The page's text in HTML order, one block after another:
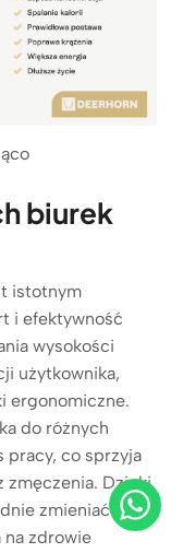
biurek
istotnym
i efektywność
wysokości
użytkownika,
ergonomiczne.
do różnych
pracy, co sprzyja
zmęczenia. Dzięki
zmieniać
na zdrowie